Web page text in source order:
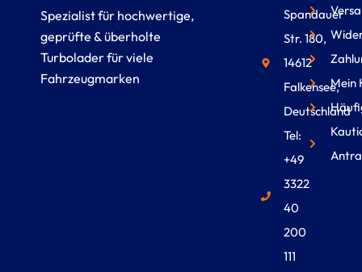
Spezialist für hochwertige,
geprüfte & überholte
Turbolader für viele
Fahrzeugmarken
Spandauer
Str. 180,
14612
Falkensee,
Deutschland
Tel:
+49
3322
40
200
111
Mein